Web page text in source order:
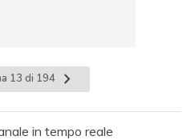
13 di 194
in tempo reale